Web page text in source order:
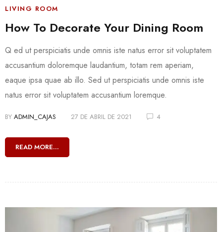
LIVING ROOM
How To Decorate Your Dining Room
Q ed ut perspiciatis unde omnis iste natus error sit voluptatem
accusantium doloremque laudantium, totam rem aperiam,
eaque ipsa quae ab illo. Sed ut perspiciatis unde omnis iste
natus error sit voluptatem accusantium loremque.
BY ADMIN_CAJAS 27 DE ABRIL DE 2021 4
READ MORE...